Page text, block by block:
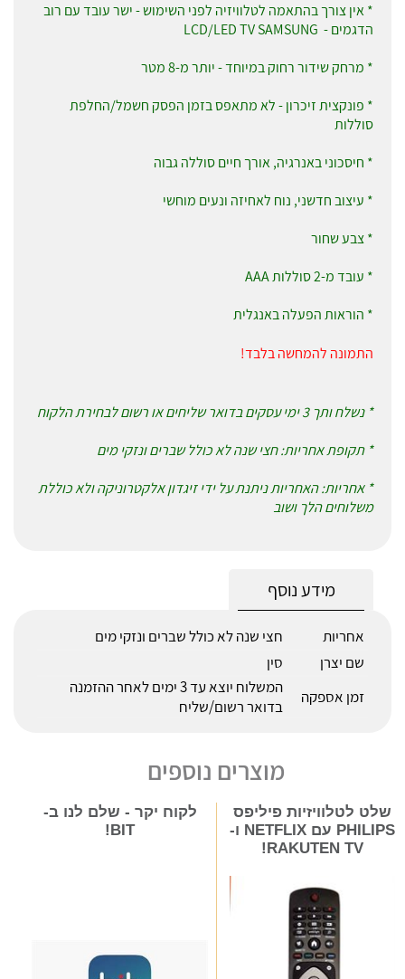
* אין צורך בהתאמה לטלוויזיה לפני השימוש - ישר עובד עם רוב
הדגמים - LCD/LED TV SAMSUNG
* מרחק שידור רחוק במיוחד - יותר מ-8 מטר
* פונקצית זיכרון - לא מתאפס בזמן הפסק חשמל/החלפת
סוללות
* חיסכוני באנרגיה, אורך חיים סוללה גבוה
* עיצוב חדשני, נוח לאחיזה ונעים מוחשי
* צבע שחור
* עובד מ-2 סוללות AAA
* הוראות הפעלה באנגלית
התמונה להמחשה בלבד!
* נשלח ותך 3 ימי עסקים בדואר שליחים או רשום לבחירת הלקוח
* תקופת אחריות: חצי שנה לא כולל שברים ונזקי מים
* אחריות: האחריות ניתנת על ידי זיגדון אלקטרוניקה ולא כוללת
משלוחים הלך ושוב
מידע נוסף
אחריות
חצי שנה לא כולל שברים ונזקי מים
שם יצרן
סין
זמן אספקה
המשלוח יוצא עד 3 ימים לאחר ההזמנה
בדואר רשום/שליח
מוצרים נוספים
שלט לטלוויזיות פיליפס
PHILIPS עם NETFLIX ו-
RAKUTEN TV!
לקוח יקר - שלם לנו ב-
BIT!